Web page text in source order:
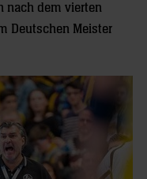
nach dem vierten
Deutschen Meister